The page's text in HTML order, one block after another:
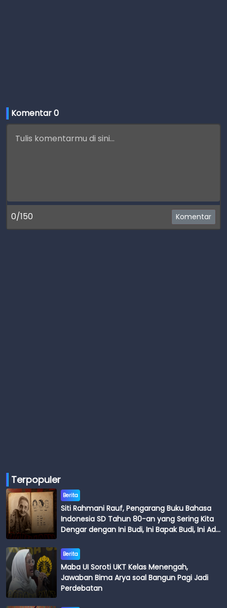
Komentar 0
0/150 Komentar
Terpopuler
Berita
Siti Rahmani Rauf, Pengarang Buku Bahasa
Indonesia SD Tahun 80-an yang Sering Kita
Dengar dengan Ini Budi, Ini Bapak Budi, Ini Adik
Berita
Maba UI Soroti UKT Kelas Menengah,
Jawaban Bima Arya soal Bangun Pagi Jadi
Perdebatan